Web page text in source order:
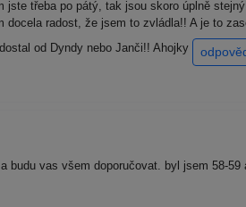
třeba po pátý, tak jsou skoro úplně
radost, že jsem to zvládla!! A je to
od Dyndy nebo Janči!! Ahojky
vas všem doporučovat. byl jsem 58-59